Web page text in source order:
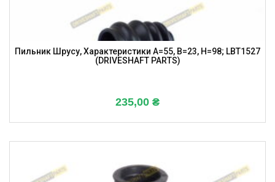
Пильник Шрусу, Характеристики A=55, B=23, H=98; LBT1527
(DRIVESHAFT PARTS)
235,00 ₴